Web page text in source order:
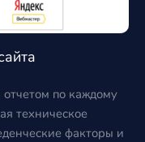
по каждому
техническое
факторы и